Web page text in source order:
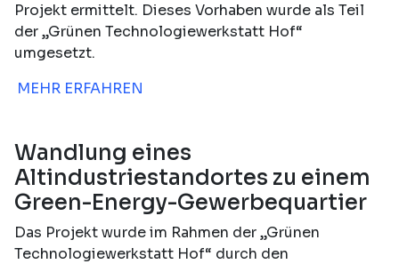
Projekt ermittelt. Dieses Vorhaben wurde als Teil
der „Grünen Technologiewerkstatt Hof“
umgesetzt.
MEHR ERFAHREN
Wandlung eines
Altindustriestandortes zu einem
Green-Energy-Gewerbequartier
Das Projekt wurde im Rahmen der „Grünen
Technologiewerkstatt Hof“ durch den